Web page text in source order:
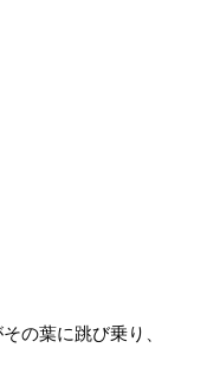
の葉に跳び乗り、